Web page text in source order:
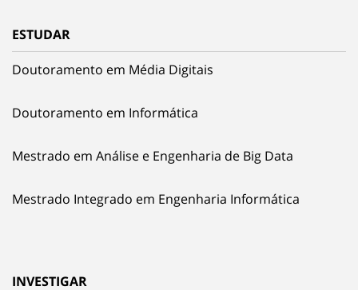
ESTUDAR
Doutoramento em Média Digitais
Doutoramento em Informática
Mestrado em Análise e Engenharia de Big Data
Mestrado Integrado em Engenharia Informática
INVESTIGAR